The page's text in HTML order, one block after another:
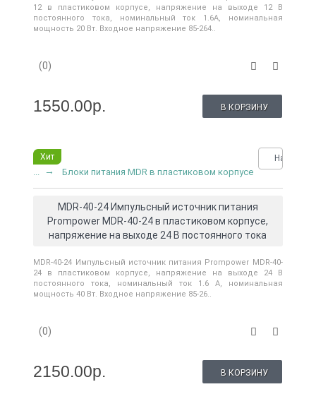
12 в пластиковом корпусе, напряжение на выходе 12 В
постоянного тока, номинальный ток 1.6A, номинальная
мощность 20 Вт. Входное напряжение 85-264..
(0)
1550.00р. В КОРЗИНУ
Хит Нашли
... Блоки питания MDR в пластиковом корпусе
MDR-40-24 Импульсный источник питания
Prompower MDR-40-24 в пластиковом корпусе,
напряжение на выходе 24 В постоянного тока
MDR-40-24 Импульсный источник питания Prompower MDR-40-
24 в пластиковом корпусе, напряжение на выходе 24 В
постоянного тока, номинальный ток 1.6 А, номинальная
мощность 40 Вт. Входное напряжение 85-26..
(0)
2150.00р. В КОРЗИНУ